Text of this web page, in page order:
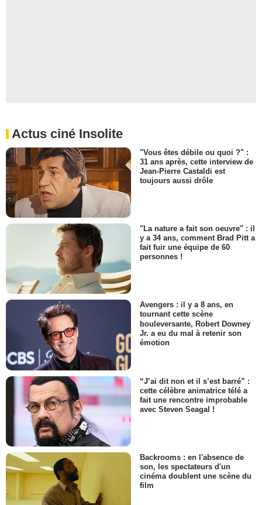
Actus ciné Insolite
"Vous êtes débile ou quoi ?" :
31 ans après, cette interview de
Jean-Pierre Castaldi est
toujours aussi drôle
"La nature a fait son oeuvre" : il
y a 34 ans, comment Brad Pitt a
fait fuir une équipe de 60
personnes !
Avengers : il y a 8 ans, en
tournant cette scène
bouleversante, Robert Downey
Jr. a eu du mal à retenir son
émotion
“J’ai dit non et il s’est barré” :
cette célèbre animatrice télé a
fait une rencontre improbable
avec Steven Seagal !
Backrooms : en l'absence de
son, les spectateurs d'un
cinéma doublent une scène du
film